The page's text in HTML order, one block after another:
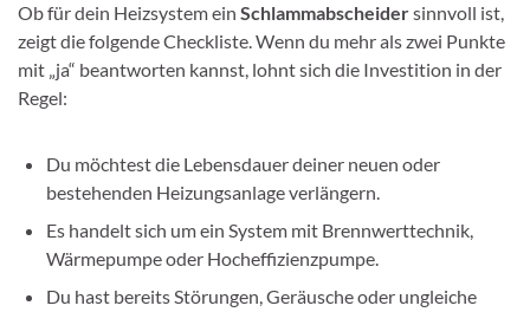
Ob für dein Heizsystem ein Schlammabscheidersinnvoll ist,
zeigt die folgende Checkliste. Wenn du mehr als zwei Punkte
mit „ja“ beantworten kannst, lohnt sich die Investition in der
Regel:
Du möchtest die Lebensdauer deiner neuen oder
bestehenden Heizungsanlage verlängern.
Es handelt sich um ein System mit Brennwerttechnik,
Wärmepumpe oder Hocheffizienzpumpe.
Du hast bereits Störungen, Geräusche oder ungleiche